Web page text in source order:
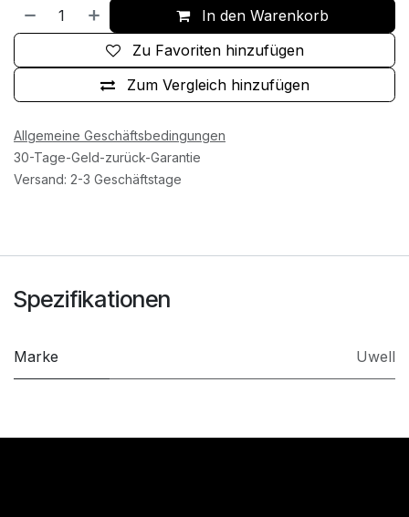
In den Warenkorb
Zum Vergleich hinzufügen
Zu Favoriten hinzufügen
Allgemeine Geschäftsbedingungen
30-Tage-Geld-zurück-Garantie
Versand: 2-3 Geschäftstage
Spezifikationen
Marke Uwell